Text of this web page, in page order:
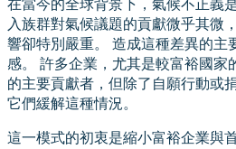
在當今的全球背景下，氣候不正義
入族群對氣候議題的貢獻微乎其微
響卻特別嚴重。 造成這種差異的主
感。 許多企業，尤其是較富裕國家
的主要貢獻者，但除了自願行動或
它們緩解這種情況。
這一模式的初衷是縮小富裕企業與